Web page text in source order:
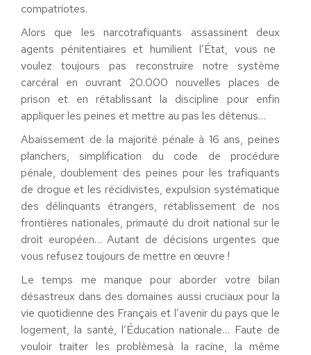
compatriotes.
Alors que les narcotrafiquants assassinent deux
agents pénitentiaires et humilient l’État, vous ne
voulez toujours pas reconstruire notre système
carcéral en ouvrant 20.000 nouvelles places de
prison et en rétablissant la discipline pour enfin
appliquer les peines et mettre au pas les détenus…
Abaissement de la majorité pénale à 16 ans, peines
planchers, simplification du code de procédure
pénale, doublement des peines pour les trafiquants
de drogue et les récidivistes, expulsion systématique
des délinquants étrangers, rétablissement de nos
frontières nationales, primauté du droit national sur le
droit européen… Autant de décisions urgentes que
vous refusez toujours de mettre en œuvre !
Le temps me manque pour aborder votre bilan
désastreux dans des domaines aussi cruciaux pour la
vie quotidienne des Français et l’avenir du pays que le
logement, la santé, l’Éducation nationale… Faute de
vouloir traiter les problèmesà la racine, la même